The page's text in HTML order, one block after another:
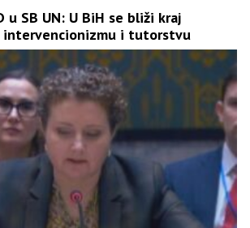
u SB UN: U BiH se bliži kraj
intervencionizmu i tutorstvu